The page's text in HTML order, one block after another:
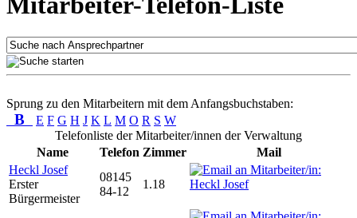
Sprung zu den Mitarbeitern mit dem Anfangsbuchstaben:
B E F G H J K L M O R S W
Telefonliste der Mitarbeiter/innen der Verwaltung
Name
Telefon Zimmer
Mail
Heckl Josef
Erster
Bürgermeister
08145
84-12
1.18